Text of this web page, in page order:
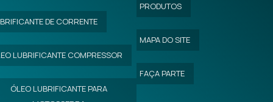
DE CORRENTE
LUBRIFICANTE COMPRESSOR
ÓLEO LUBRIFICANTE PARA
PRODUTOS
MAPA DO SITE
FAÇA PARTE